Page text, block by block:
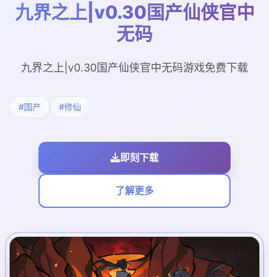
九界之上|v0.30国产仙侠官中
无码
九界之上|v0.30国产仙侠官中无码游戏免费下载
#国产 #修仙
即刻下载
了解更多